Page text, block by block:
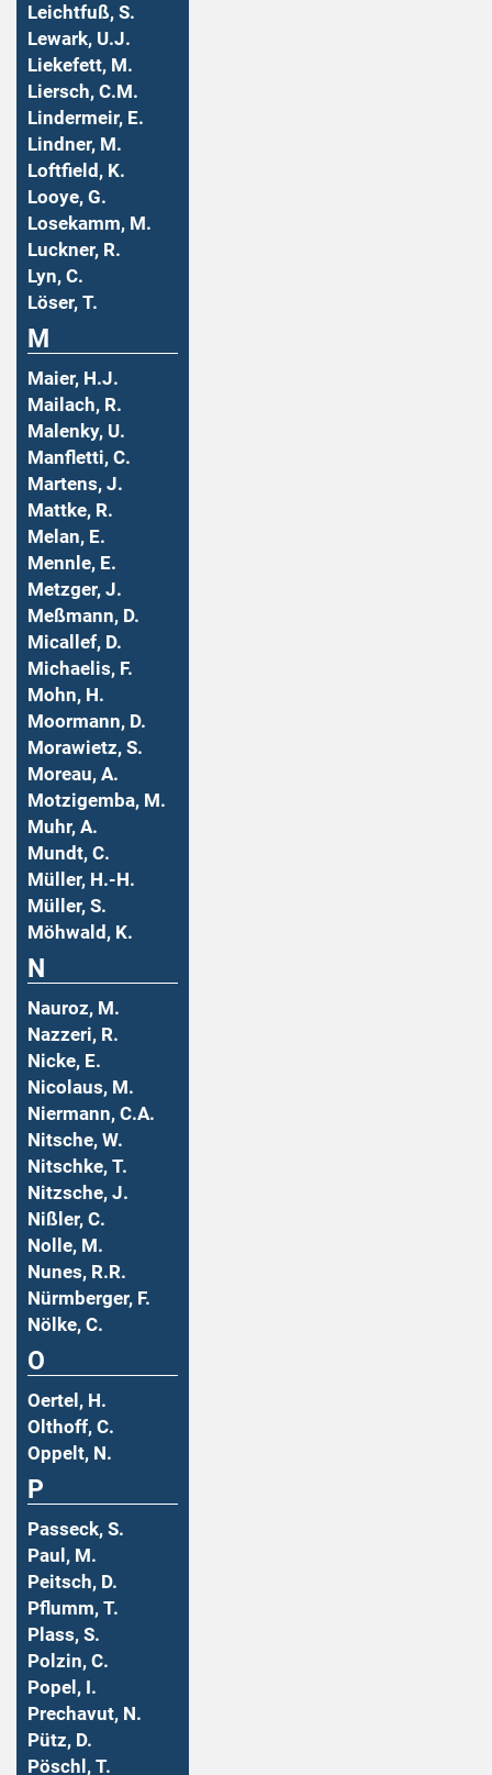
Leichtfuß, S.
Lewark, U.J.
Liekefett, M.
Liersch, C.M.
Lindermeir, E.
Lindner, M.
Loftfield, K.
Looye, G.
Losekamm, M.
Luckner, R.
Lyn, C.
Löser, T.
M
Maier, H.J.
Mailach, R.
Malenky, U.
Manfletti, C.
Martens, J.
Mattke, R.
Melan, E.
Mennle, E.
Metzger, J.
Meßmann, D.
Micallef, D.
Michaelis, F.
Mohn, H.
Moormann, D.
Morawietz, S.
Moreau, A.
Motzigemba, M.
Muhr, A.
Mundt, C.
Müller, H.-H.
Müller, S.
Möhwald, K.
N
Nauroz, M.
Nazzeri, R.
Nicke, E.
Nicolaus, M.
Niermann, C.A.
Nitsche, W.
Nitschke, T.
Nitzsche, J.
Nißler, C.
Nolle, M.
Nunes, R.R.
Nürmberger, F.
Nölke, C.
O
Oertel, H.
Olthoff, C.
Oppelt, N.
P
Passeck, S.
Paul, M.
Peitsch, D.
Pflumm, T.
Plass, S.
Polzin, C.
Popel, I.
Prechavut, N.
Pütz, D.
Pöschl, T.